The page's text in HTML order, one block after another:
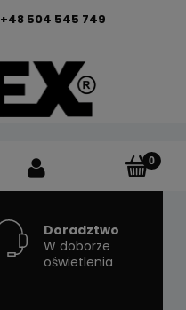
+48 504 545 749
Doradztwo
W doborze
oświetlenia